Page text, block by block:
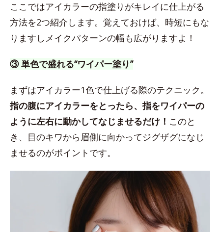
ここではアイカラーの指塗りがキレイに仕上がる
方法を2つ紹介します。覚えておけば、時短にもな
りますしメイクパターンの幅も広がりますよ！
③ 単色で盛れる“ワイパー塗り”
まずはアイカラー1色で仕上げる際のテクニック。
指の腹にアイカラーをとったら、指をワイパーの
ように左右に動かしてなじませるだけ！ このと
き、目のキワから眉側に向かってジグザグになじ
ませるのがポイントです。